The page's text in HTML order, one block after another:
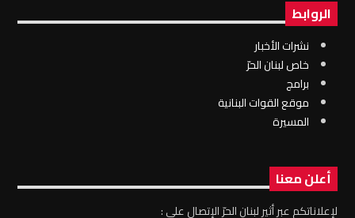
الروابط
نشرات الأخبار
خاص لبنان الحرّ
برامج
موقع القوات البنانية
المسيرة
أعلن معنا
لإعلاناتكم عبر أثير لبنان الحرّ الإتصال على :